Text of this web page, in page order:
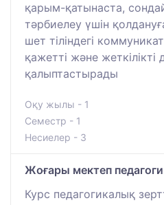
қарым-қатынаста,
тәрбиелеу үшін
шет тіліндегі
қажетті және жеткілікті
қалыптастырады
Оқу жылы - 1
Семестр - 1
Несиелер - 3
Жоғары мектеп
Курс педагогикалық